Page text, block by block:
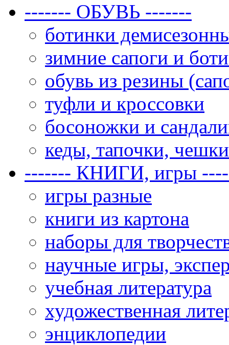
------- ОБУВЬ -------
ботинки
зимние сапоги и
обувь из резины
туфли и кроссовки
босоножки и
кеды, тапочки, чешки
------- КНИГИ, игры
игры разные
книги из картона
наборы для
научные игры,
учебная литература
художественная
энциклопедии